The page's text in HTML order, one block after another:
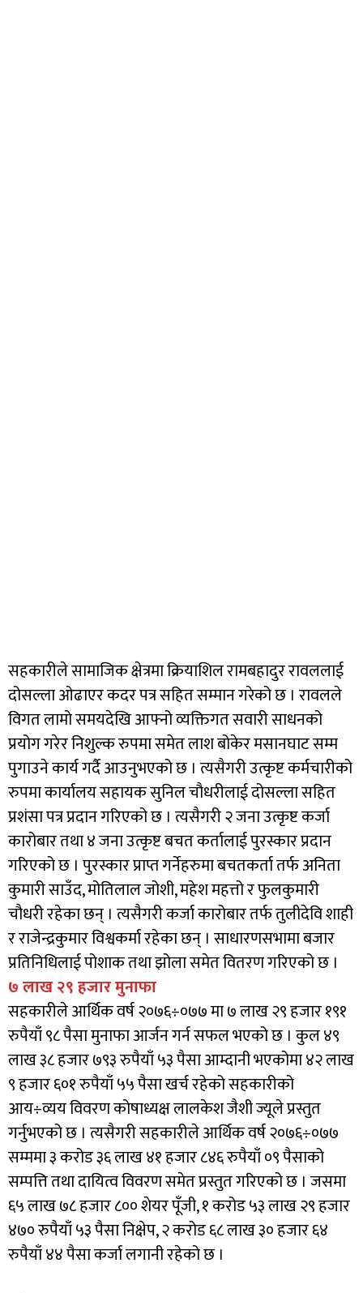
सहकारीले सामाजिक क्षेत्रमा क्रियाशिल रामबहादुर रावललाई
दोसल्ला ओढाएर कदर पत्र सहित सम्मान गरेको छ । रावलले
विगत लामो समयदेखि आफ्नो व्यक्तिगत सवारी साधनको
प्रयोग गरेर निशुल्क रुपमा समेत लाश बोकेर मसानघाट सम्म
पुगाउने कार्य गर्दै आउनुभएको छ । त्यसैगरी उत्कृष्ट कर्मचारीको
रुपमा कार्यालय सहायक सुनिल चौधरीलाई दोसल्ला सहित
प्रशंसा पत्र प्रदान गरिएको छ । त्यसैगरी २ जना उत्कृष्ट कर्जा
कारोबार तथा ४ जना उत्कृष्ट बचत कर्तालाई पुरस्कार प्रदान
गरिएको छ । पुरस्कार प्राप्त गर्नेहरुमा बचतकर्ता तर्फ अनिता
कुमारी साउँद, मोतिलाल जोशी, महेश महत्तो र फुलकुमारी
चौधरी रहेका छन् । त्यसैगरी कर्जा कारोबार तर्फ तुलीदेवि शाही
र राजेन्द्रकुमार विश्वकर्मा रहेका छन् । साधारणसभामा बजार
प्रतिनिधिलाई पोशाक तथा झोला समेत वितरण गरिएको छ ।
७ लाख २९ हजार मुनाफा
सहकारीले आर्थिक वर्ष २०७६÷०७७ मा ७ लाख २९ हजार १९१
रुपैयाँ ९८ पैसा मुनाफा आर्जन गर्न सफल भएको छ । कुल ४९
लाख ३८ हजार ७९३ रुपैयाँ ५३ पैसा आम्दानी भएकोमा ४२ लाख
९ हजार ६०१ रुपैयाँ ५५ पैसा खर्च रहेको सहकारीको
आय÷व्यय विवरण कोषाध्यक्ष लालकेश जैशी ज्यूले प्रस्तुत
गर्नुभएको छ । त्यसैगरी सहकारीले आर्थिक वर्ष २०७६÷०७७
सम्ममा ३ करोड ३६ लाख ४१ हजार ८४६ रुपैयाँ ०९ पैसाको
सम्पत्ति तथा दायित्व विवरण समेत प्रस्तुत गरिएको छ । जसमा
६५ लाख ७८ हजार ८०० शेयर पूँजी, १ करोड ५३ लाख २९ हजार
४७० रुपैयाँ ५३ पैसा निक्षेप, २ करोड ६८ लाख ३० हजार ६४
रुपैयाँ ४४ पैसा कर्जा लगानी रहेको छ ।